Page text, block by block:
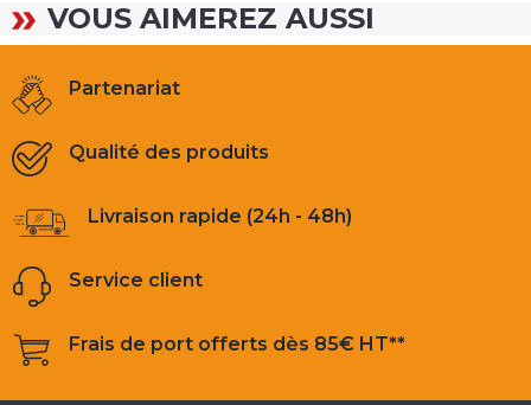
VOUS AIMEREZ AUSSI
Partenariat
Qualité des produits
Livraison rapide (24h - 48h)
Service client
Frais de port offerts dès 85€ HT**